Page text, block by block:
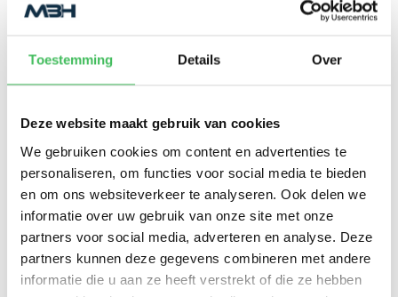
Toestemming Details Over
Deze website maakt gebruik van cookies
We gebruiken cookies om content en advertenties te
personaliseren, om functies voor social media te bieden
en om ons websiteverkeer te analyseren. Ook delen we
informatie over uw gebruik van onze site met onze
partners voor social media, adverteren en analyse. Deze
partners kunnen deze gegevens combineren met andere
informatie die u aan ze heeft verstrekt of die ze hebben
inkoopbeleid hierop kan worden
Adviseren in of het opzetten van een
wordt
Vraagbaak
Connectie met de assessor
Mede-bewaker van de voortgang
De belangrijke taak van een
aannemer